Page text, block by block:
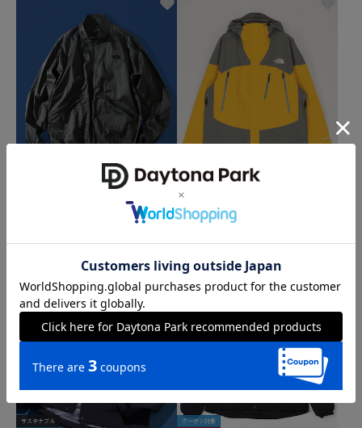
GAR ウインドジャケット（ユニセック
タイムセール
THE NORTH FACE
Winter Dance Jacket / ウインター ダ
ンス ジャケット / NP62556
サステナブル
クーポン対象